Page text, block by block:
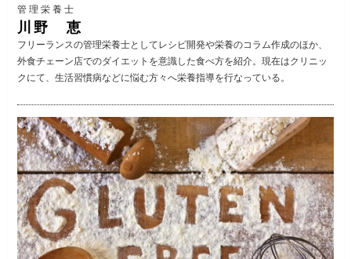
管理栄養士
川野 恵
フリーランスの管理栄養士としてレシピ開発や栄養のコラム作成のほか、
外食チェーン店でのダイエットを意識した食べ方を紹介。現在はクリニッ
クにて、生活習慣病などに悩む方々へ栄養指導を行なっている。